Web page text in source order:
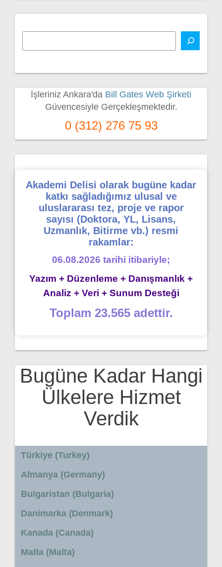
İşleriniz Ankara'da Bill Gates Web Şirketi
Güvencesiyle Gerçekleşmektedir.
0 (312) 276 75 93
Akademi Delisi olarak bugüne kadar
katkı sağladığımız ulusal ve
uluslararası tez, proje ve rapor
sayısı (Doktora, YL, Lisans,
Uzmanlık, Bitirme vb.) resmi
rakamlar:
06.08.2026 tarihi itibariyle;
Yazım + Düzenleme + Danışmanlık +
Analiz + Veri + Sunum Desteği
Toplam 23.565 adettir.
Bugüne Kadar Hangi
Ülkelere Hizmet
Verdik
Türkiye (Turkey)
Almanya (Germany)
Bulgaristan (Bulgaria)
Danimarka (Denmark)
Kanada (Canada)
Malta (Malta)